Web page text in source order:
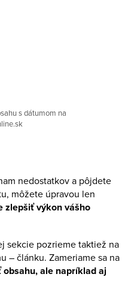
s dátumom na
nedostatkov a pôjdete
môžete úpravou len
zlepšiť výkon vášho
sekcie pozrieme taktiež na
– článku. Zameriame sa na
ale napríklad aj